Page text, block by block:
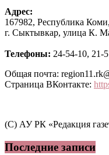
Адрес:
167982, Республика Коми,
г. Сыктывкар, улица К.
Телефоны: 24-54-10, 21-
Общая почта:
Страница ВКонтакте:
(C) АУ РК «Редакция
Последние записи